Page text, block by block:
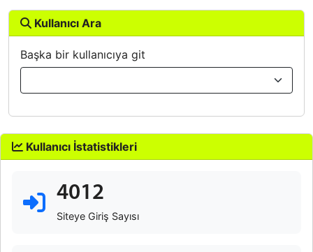
Kullanıcı Ara
Başka bir kullanıcıya git
Kullanıcı İstatistikleri
4012
Siteye Giriş Sayısı